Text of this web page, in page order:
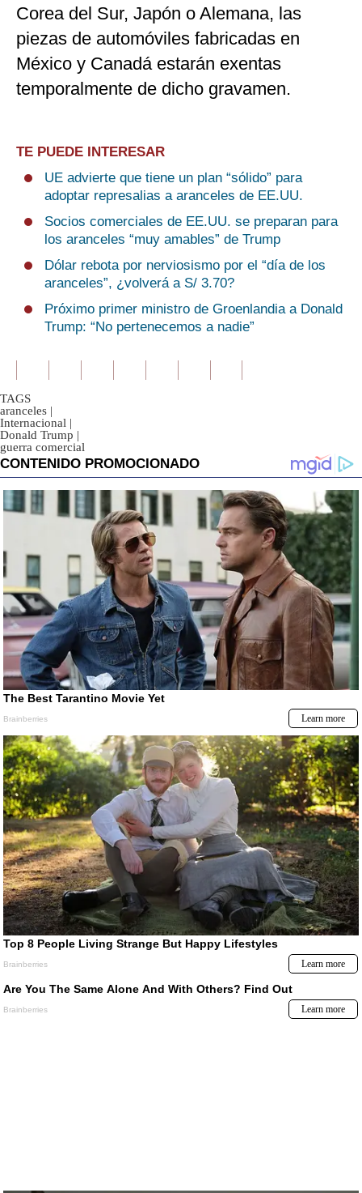
Corea del Sur, Japón o Alemana, las
piezas de automóviles fabricadas en
México y Canadá estarán exentas
temporalmente de dicho gravamen.
TE PUEDE INTERESAR
UE advierte que tiene un plan “sólido” para
adoptar represalias a aranceles de EE.UU.
Socios comerciales de EE.UU. se preparan para
los aranceles “muy amables” de Trump
Dólar rebota por nerviosismo por el “día de los
aranceles”, ¿volverá a S/ 3.70?
Próximo primer ministro de Groenlandia a Donald
Trump: “No pertenecemos a nadie”
TAGS
aranceles |
Internacional |
Donald Trump |
guerra comercial